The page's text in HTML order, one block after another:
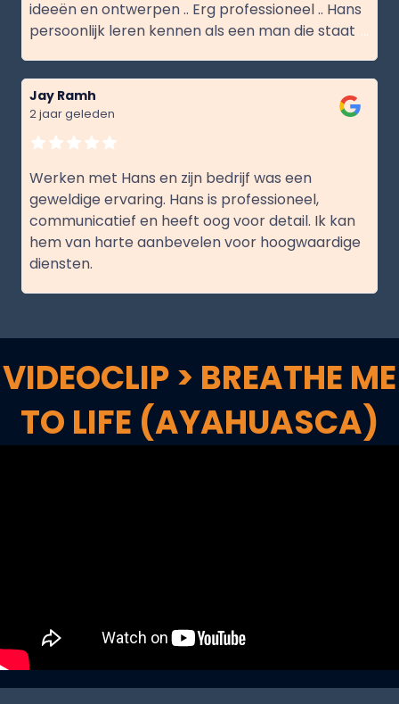
ideeën en ontwerpen .. Erg professioneel .. Hans
persoonlijk leren kennen als een man die staat ...
Jay Ramh
2 jaar geleden
Werken met Hans en zijn bedrijf was een
geweldige ervaring. Hans is professioneel,
communicatief en heeft oog voor detail. Ik kan
hem van harte aanbevelen voor hoogwaardige
diensten.
VIDEOCLIP > BREATHE ME
TO LIFE (AYAHUASCA)